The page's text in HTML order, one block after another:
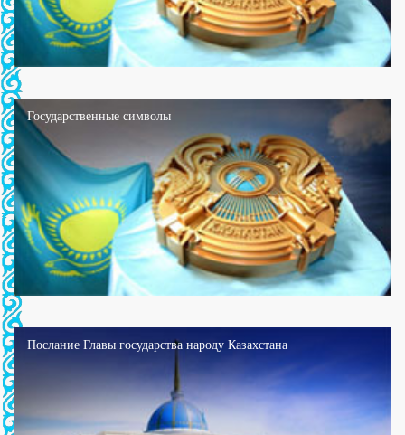
Государственные символы
Послание Главы государства народу Казахстана